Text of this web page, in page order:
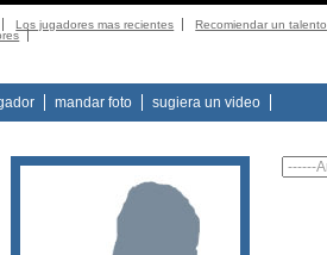
Los jugadores mas recientes Recomiendar un talento
mandar foto sugiera un video